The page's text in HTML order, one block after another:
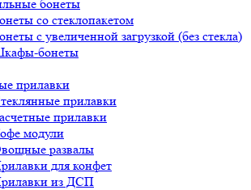
бонеты
со стеклопакетом
с увеличенной загрузкой (без стекла)
бонеты
прилавки
прилавки
прилавки
модули
развалы
для конфет
из ДСП